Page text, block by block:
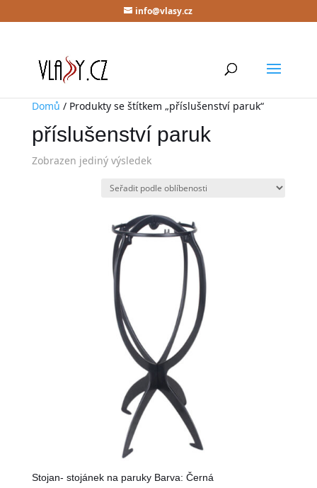
info@vlasy.cz
Domů / Produkty se štítkem „příslušenství paruk“
příslušenství paruk
Zobrazen jediný výsledek
Stojan- stojánek na paruky Barva: Černá